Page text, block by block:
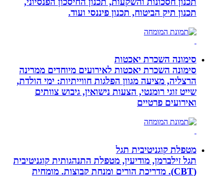
תכנון תיק הביטוח, תכנון פיננסי ועוד.
סימונה השכרת יאכטות
סימונה השכרת יאכטות לאירועים מיוחדים ממרינה
הרצליה, מציעה מגוון הפלגות חווייתיות: ימי הולדת,
שייט זוגי רומנטי, הצעות נישואין, גיבוש צוותים
ואירועים פרטיים
מטפלת קוגניטיבית תגל
תגל זילברמן, מודיעין, מטפלת התנהגותית קוגניטיבית
(CBT). מדריכת הורים ומנחת קבוצות. מומחית